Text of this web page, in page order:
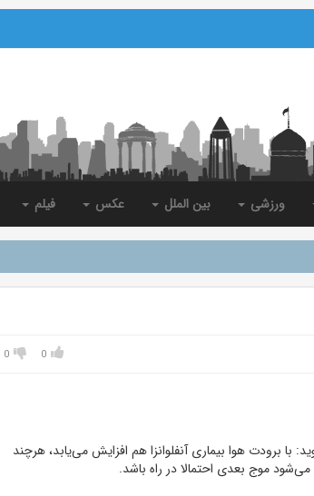
ورزشی بین الملل عکس فیلم
0
0
برودت هوا بیماری آنفلوانزا هم افزایش می‌یابد، هرچند
موج بعدی احتمالا در راه باشد.